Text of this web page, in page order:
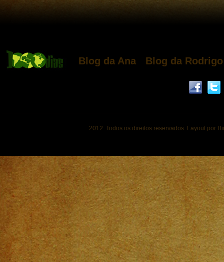
Blog da Ana Blog da Rodrigo
2012. Todos os direitos reservados. Layout por